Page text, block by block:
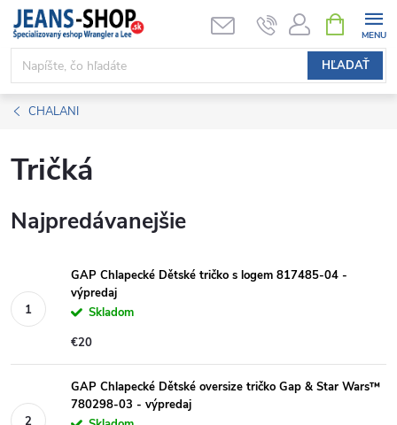
Prejsť
obsah
HĽADAŤ
KOŠÍK
CHALANI
Tričká
Najpredávanejšie
GAP Chlapecké Dětské tričko s logem 817485-04 -
výpredaj
Skladom
€20
GAP Chlapecké Dětské oversize tričko Gap & Star Wars™
780298-03 - výpredaj